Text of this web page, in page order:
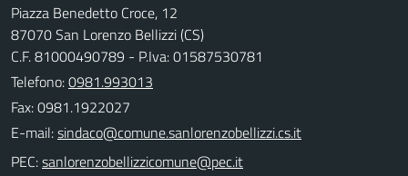
Piazza Benedetto Croce, 12
87070 San Lorenzo Bellizzi (CS)
C.F. 81000490789 - P.Iva: 01587530781
Telefono:0981.993013
Fax: 0981.1922027
E-mail:
PEC: